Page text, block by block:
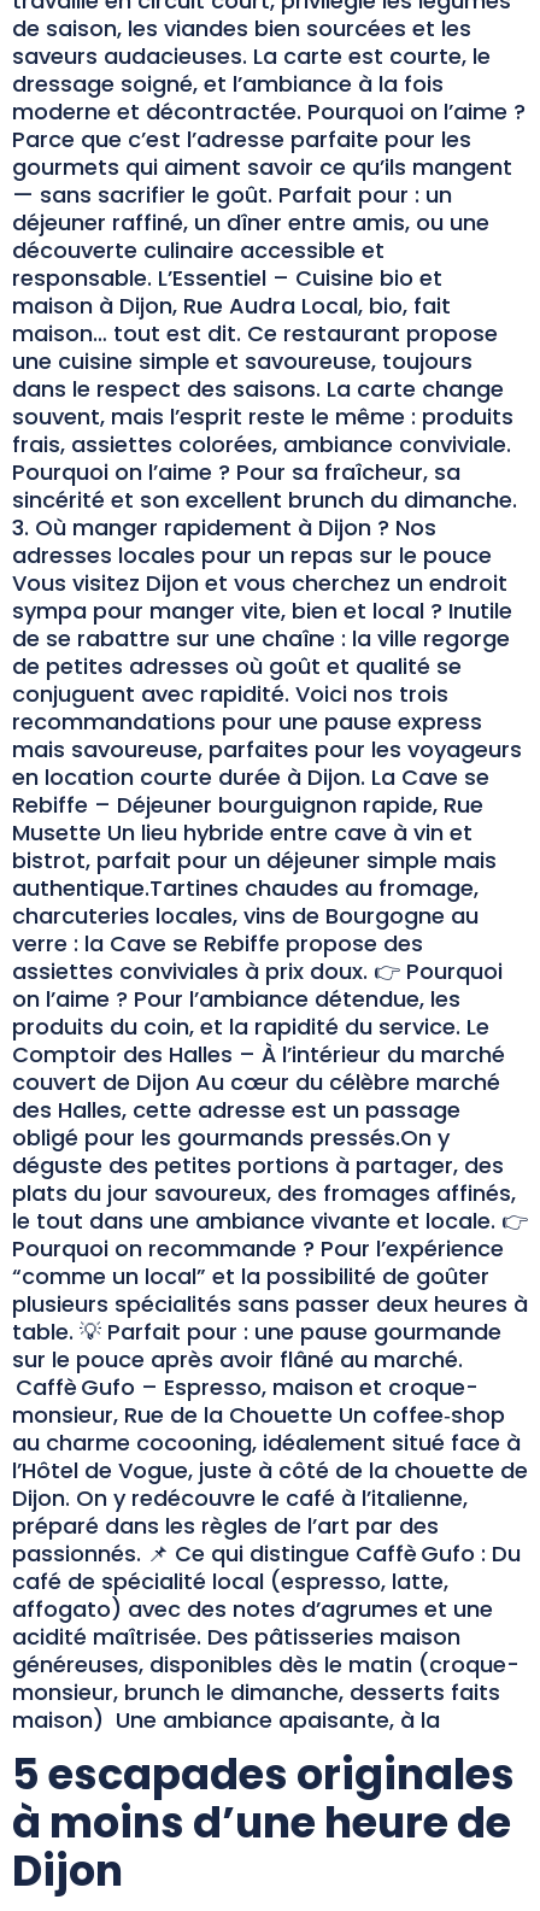
de saison, les viandes bien sourcées et les
saveurs audacieuses. La carte est courte, le
dressage soigné, et l’ambiance à la fois
moderne et décontractée. Pourquoi on l’aime ?
Parce que c’est l’adresse parfaite pour les
gourmets qui aiment savoir ce qu’ils mangent
— sans sacrifier le goût. Parfait pour : un
déjeuner raffiné, un dîner entre amis, ou une
découverte culinaire accessible et
responsable. L’Essentiel – Cuisine bio et
maison à Dijon, Rue Audra Local, bio, fait
maison… tout est dit. Ce restaurant propose
une cuisine simple et savoureuse, toujours
dans le respect des saisons. La carte change
souvent, mais l’esprit reste le même : produits
frais, assiettes colorées, ambiance conviviale.
Pourquoi on l’aime ? Pour sa fraîcheur, sa
sincérité et son excellent brunch du dimanche.
3. Où manger rapidement à Dijon ? Nos
adresses locales pour un repas sur le pouce
Vous visitez Dijon et vous cherchez un endroit
sympa pour manger vite, bien et local ? Inutile
de se rabattre sur une chaîne : la ville regorge
de petites adresses où goût et qualité se
conjuguent avec rapidité. Voici nos trois
recommandations pour une pause express
mais savoureuse, parfaites pour les voyageurs
en location courte durée à Dijon. La Cave se
Rebiffe – Déjeuner bourguignon rapide, Rue
Musette Un lieu hybride entre cave à vin et
bistrot, parfait pour un déjeuner simple mais
authentique.Tartines chaudes au fromage,
charcuteries locales, vins de Bourgogne au
verre : la Cave se Rebiffe propose des
assiettes conviviales à prix doux. 👉 Pourquoi
on l’aime ? Pour l’ambiance détendue, les
produits du coin, et la rapidité du service. Le
Comptoir des Halles – À l’intérieur du marché
couvert de Dijon Au cœur du célèbre marché
des Halles, cette adresse est un passage
obligé pour les gourmands pressés.On y
déguste des petites portions à partager, des
plats du jour savoureux, des fromages affinés,
le tout dans une ambiance vivante et locale. 👉
Pourquoi on recommande ? Pour l’expérience
“comme un local” et la possibilité de goûter
plusieurs spécialités sans passer deux heures à
table. 💡 Parfait pour : une pause gourmande
sur le pouce après avoir flâné au marché.
Caffè Gufo – Espresso, maison et croque-
monsieur, Rue de la Chouette Un coffee‑shop
au charme cocooning, idéalement situé face à
l’Hôtel de Vogue, juste à côté de la chouette de
Dijon. On y redécouvre le café à l’italienne,
préparé dans les règles de l’art par des
passionnés. 📌 Ce qui distingue Caffè Gufo : Du
café de spécialité local (espresso, latte,
affogato) avec des notes d’agrumes et une
acidité maîtrisée. Des pâtisseries maison
généreuses, disponibles dès le matin (croque-
monsieur, brunch le dimanche, desserts faits
maison) Une ambiance apaisante, à la
5 escapades originales
à moins d’une heure de
Dijon